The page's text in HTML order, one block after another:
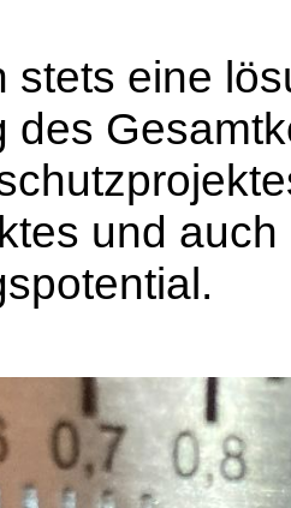
stets eine
des
und